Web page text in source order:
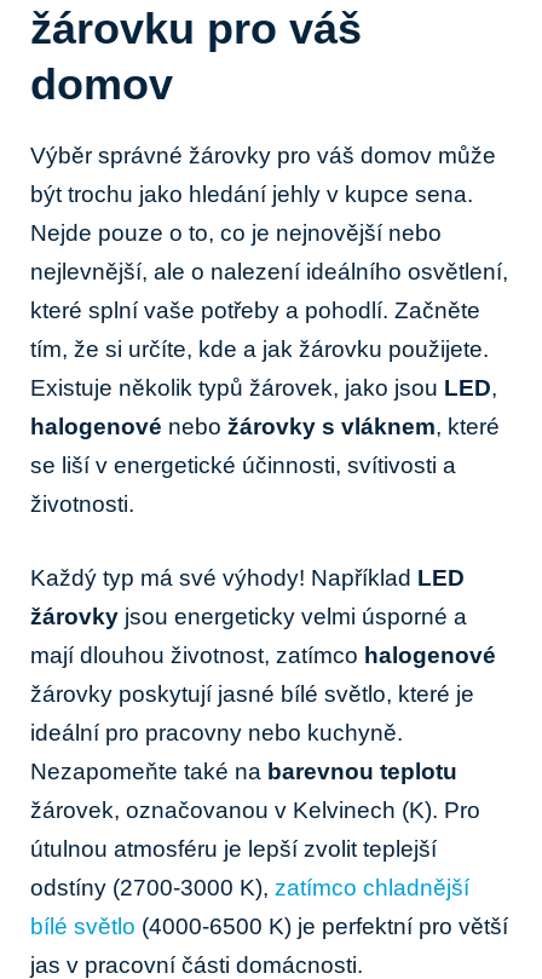
žárovku pro váš
domov
Výběr správné žárovky pro váš domov může
být trochu jako hledání jehly v kupce sena.
Nejde pouze o to, co je nejnovější nebo
nejlevnější, ale o nalezení ideálního osvětlení,
které splní vaše potřeby a pohodlí. Začněte
tím, že si určíte, kde a jak žárovku použijete.
Existuje několik typů žárovek, jako jsou LED,
halogenové nebo žárovky s vláknem, které
se liší v energetické účinnosti, svítivosti a
životnosti.
Každý typ má své výhody! Například LED
žárovky jsou energeticky velmi úsporné a
mají dlouhou životnost, zatímco halogenové
žárovky poskytují jasné bílé světlo, které je
ideální pro pracovny nebo kuchyně.
Nezapomeňte také na barevnou teplotu
žárovek, označovanou v Kelvinech (K). Pro
útulnou atmosféru je lepší zvolit teplejší
odstíny (2700-3000 K), zatímco chladnější
bílé světlo (4000-6500 K) je perfektní pro větší
jas v pracovní části domácnosti.